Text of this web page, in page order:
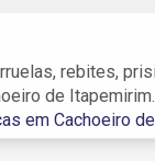
rebites,
de Itapemirim.
em Cachoeiro